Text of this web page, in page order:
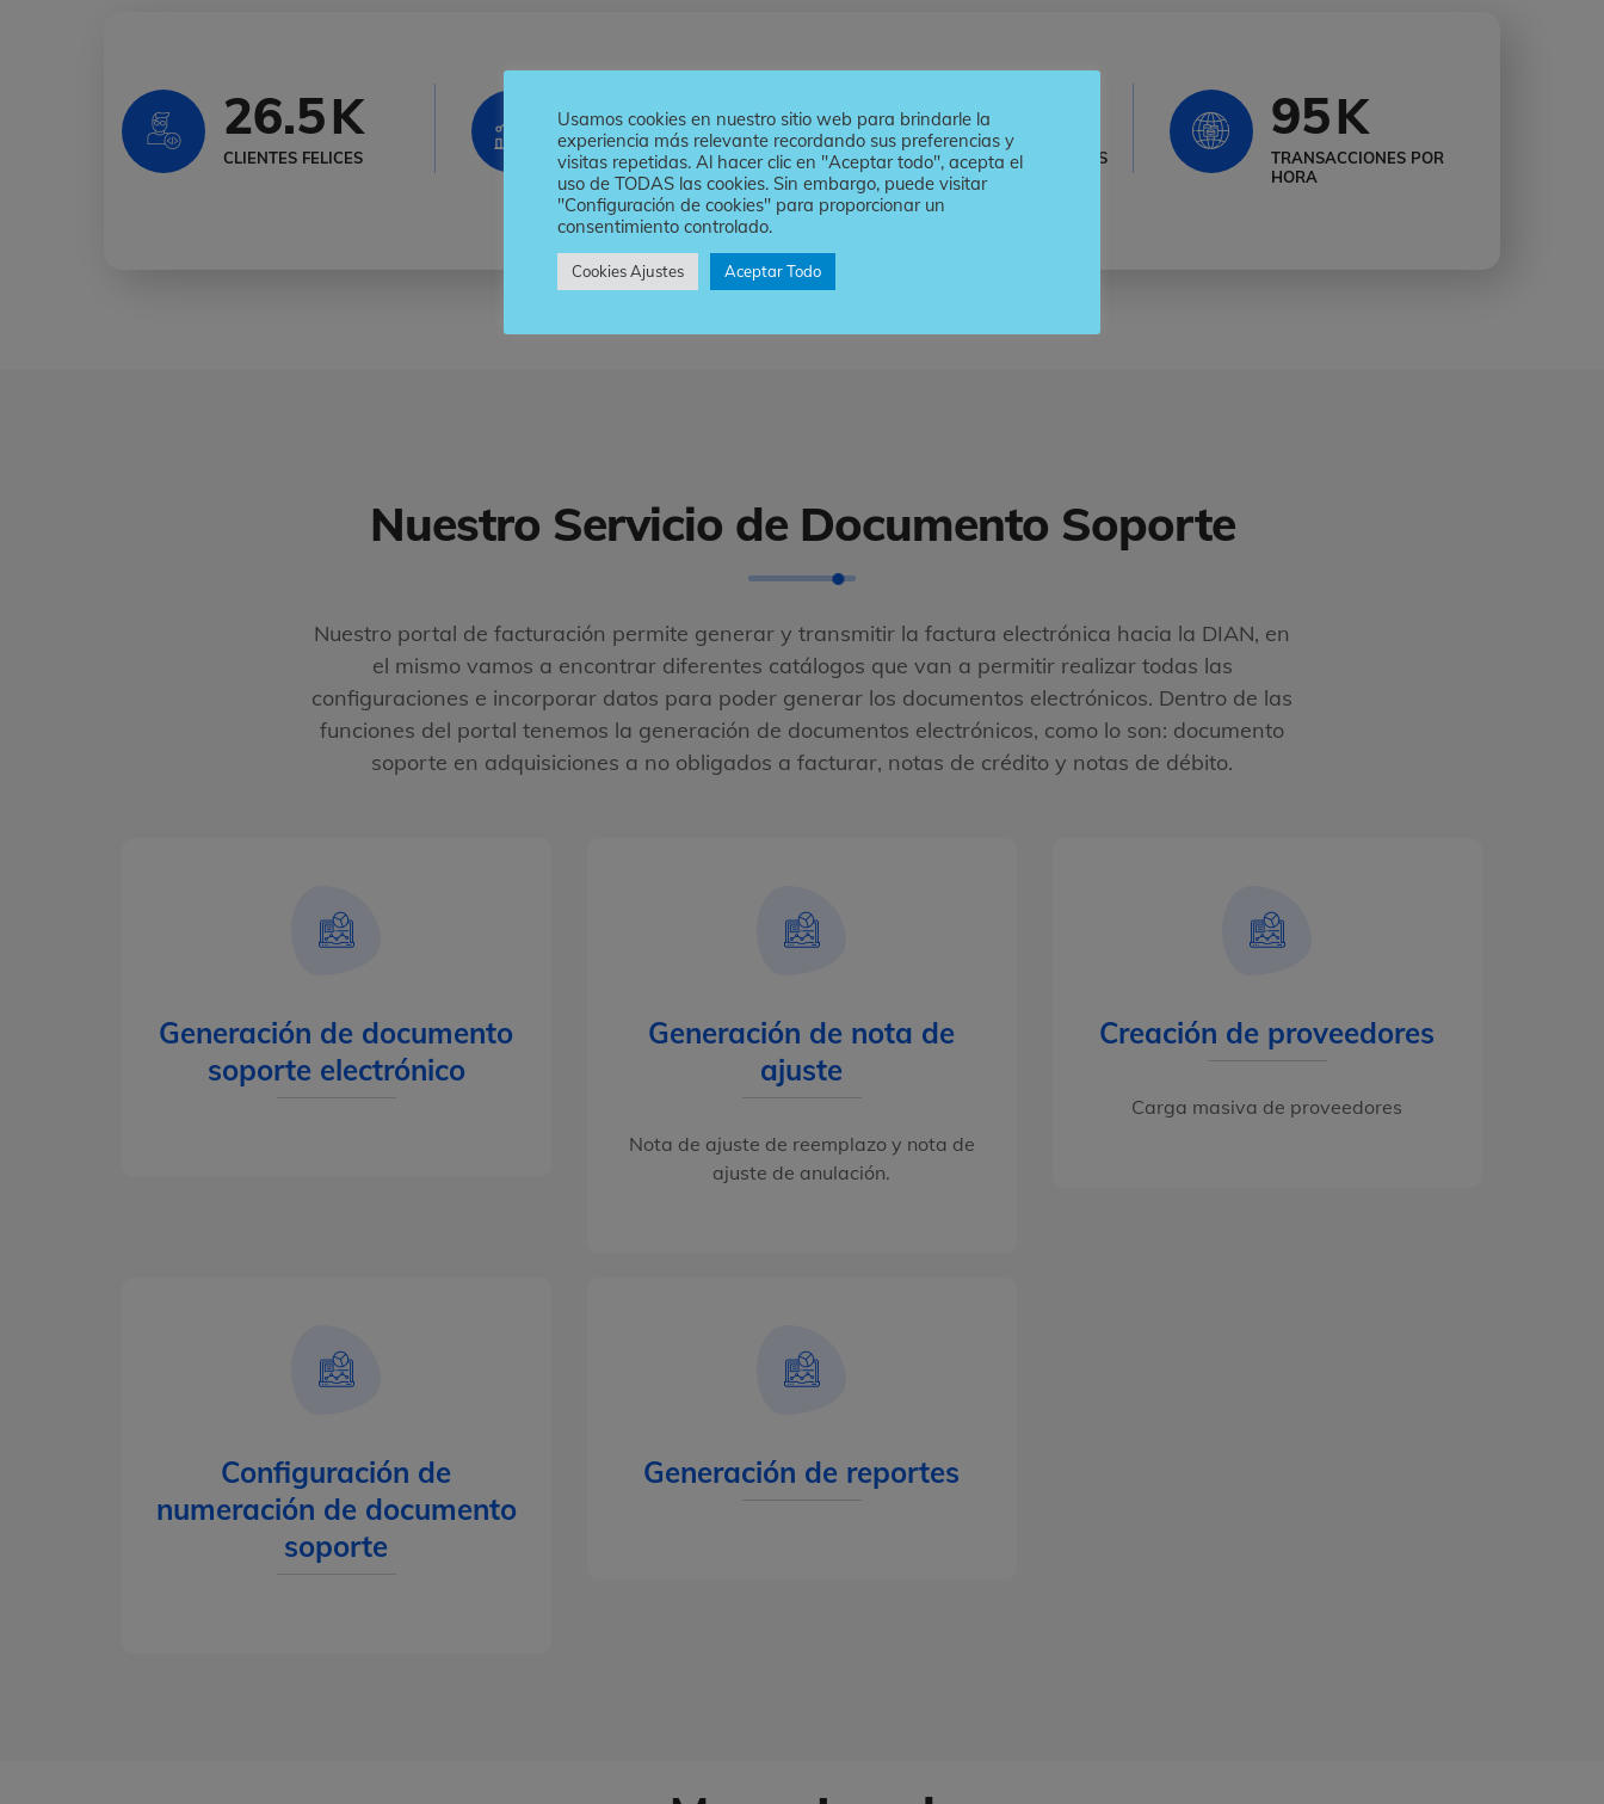
26.5K
CLIENTES FELICES
560MM
TRANSACCIONES
REALIZADAS
300
ALIADOS COMERCIALES
95K
TRANSACCIONES POR
HORA
Nuestro Servicio de Documento Soporte
Nuestro portal de facturación permite generar y transmitir la factura electrónica hacia la DIAN, en
el mismo vamos a encontrar diferentes catálogos que van a permitir realizar todas las
configuraciones e incorporar datos para poder generar los documentos electrónicos. Dentro de las
funciones del portal tenemos la generación de documentos electrónicos, como lo son: documento
soporte en adquisiciones a no obligados a facturar, notas de crédito y notas de débito.
Generación de documento
soporte electrónico
Generación de nota de
ajuste
Nota de ajuste de reemplazo y nota de
ajuste de anulación.
Creación de proveedores
Carga masiva de proveedores
Configuración de
numeración de documento
soporte
Generación de reportes
Usamos cookies en nuestro sitio web para brindarle la
experiencia más relevante recordando sus preferencias y
visitas repetidas. Al hacer clic en "Aceptar todo", acepta el
uso de TODAS las cookies. Sin embargo, puede visitar
"Configuración de cookies" para proporcionar un
consentimiento controlado.
Cookies Ajustes Aceptar Todo